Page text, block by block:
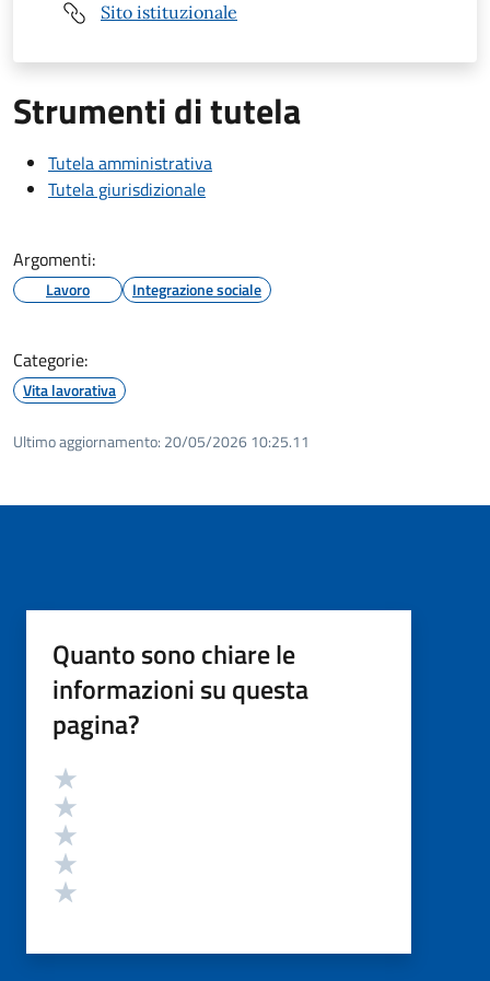
Sito istituzionale
Strumenti di tutela
Tutela amministrativa
Tutela giurisdizionale
Argomenti:
Lavoro Integrazione sociale
Categorie:
Vita lavorativa
Ultimo aggiornamento: 20/05/2026 10:25.11
Quanto sono chiare le
informazioni su questa
pagina?
Valutazione